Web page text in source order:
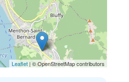
Leaflet | © OpenStreetMap contributors